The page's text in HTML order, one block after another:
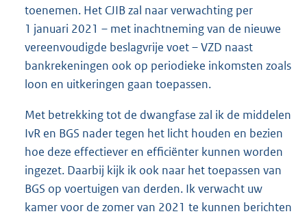
toenemen. Het CJIB zal naar verwachting per
1 januari 2021 – met inachtneming van de nieuwe
vereenvoudigde beslagvrije voet – VZD naast
bankrekeningen ook op periodieke inkomsten zoals
loon en uitkeringen gaan toepassen.
Met betrekking tot de dwangfase zal ik de middelen
IvR en BGS nader tegen het licht houden en bezien
hoe deze effectiever en efficiënter kunnen worden
ingezet. Daarbij kijk ik ook naar het toepassen van
BGS op voertuigen van derden. Ik verwacht uw
kamer voor de zomer van 2021 te kunnen berichten